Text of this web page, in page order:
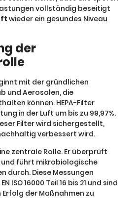
vollständig beseitigt
wieder ein gesundes Niveau
der
mit der gründlichen
und Aerosolen, die
können. HEPA-Filter
in der Luft um bis zu 99,97%.
Filter wird sichergestellt,
verbessert wird.
zentrale Rolle. Er überprüft
führt mikrobiologische
durch. Diese Messungen
ISO 16000 Teil 16 bis 21 und sind
der Maßnahmen zu